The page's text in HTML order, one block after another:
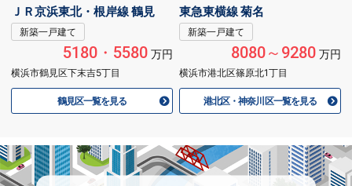
ＪＲ京浜東北・根岸線 鶴見
新築一戸建て
5180・5580万円
横浜市鶴見区下末吉5丁目
鶴見区一覧を見る
東急東横線 菊名
新築一戸建て
8080～9280万円
横浜市港北区篠原北1丁目
港北区・神奈川区一覧を見る